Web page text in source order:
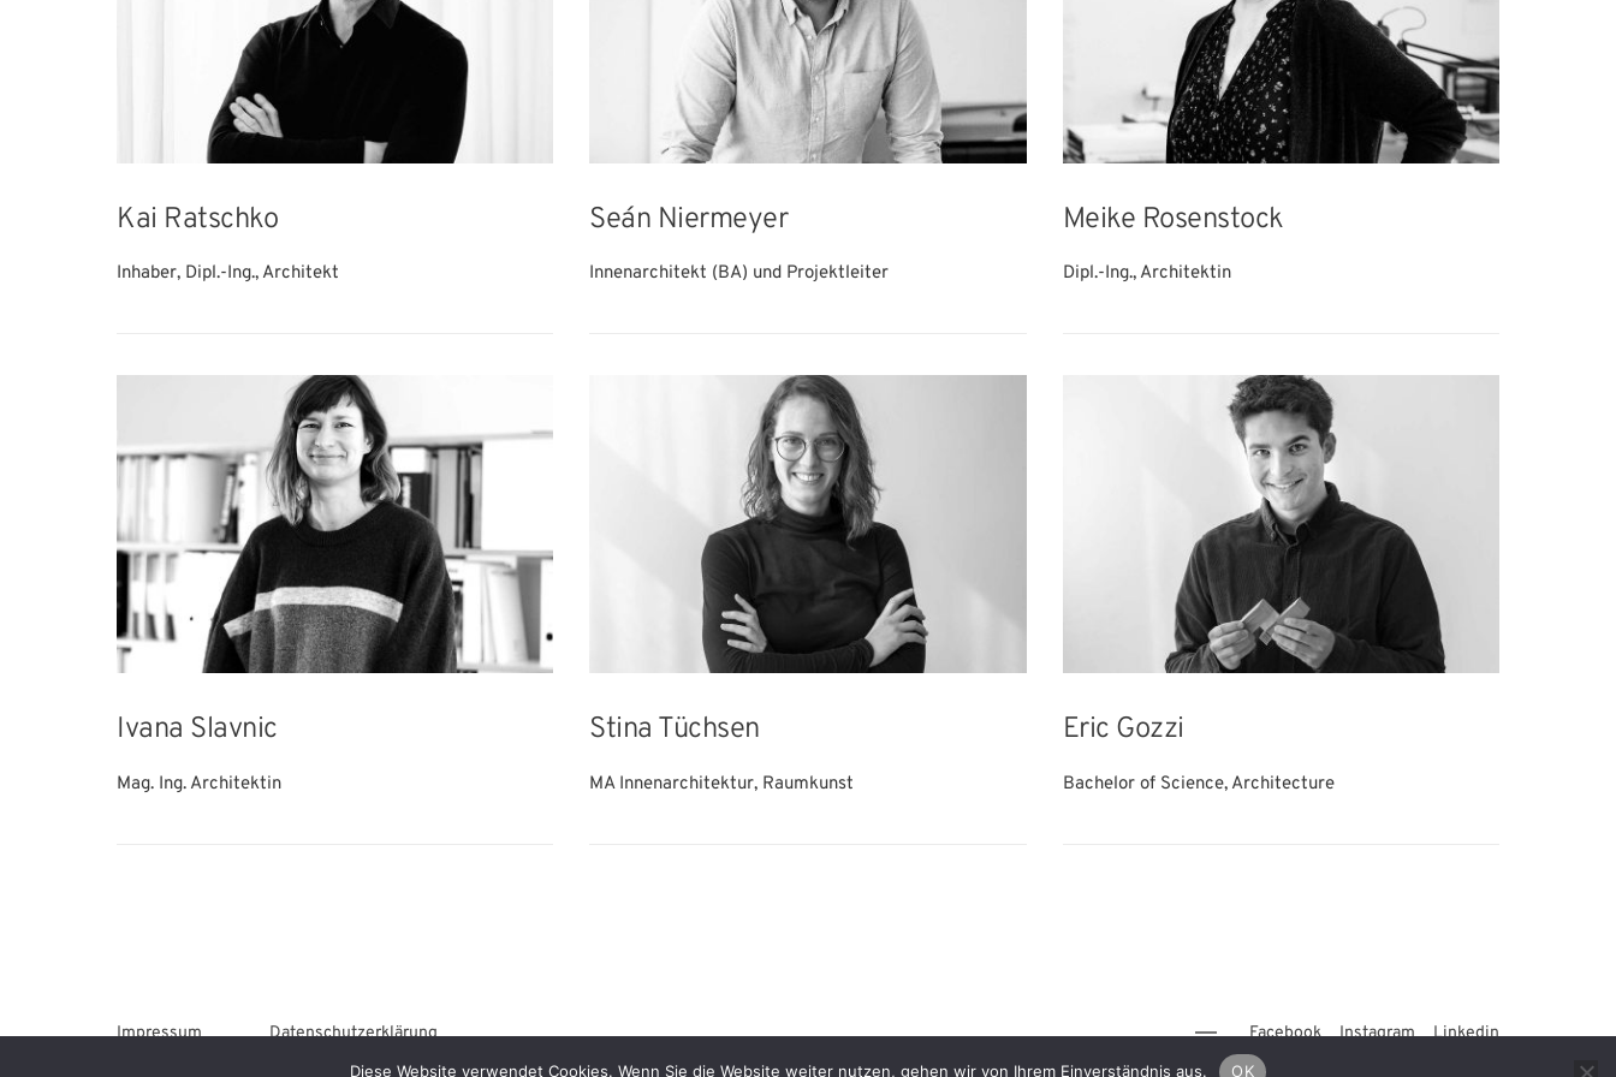
Kai Ratschko
Inhaber, Dipl.-Ing., Architekt
Ivana Slavnic
Mag. Ing. Architektin
Seán Niermeyer
Innenarchitekt (BA) und Projektleiter
Stina Tüchsen
MA Innenarchitektur, Raumkunst
Meike Rosenstock
Dipl.-Ing., Architektin
Eric Gozzi
Bachelor of Science, Architecture
Impressum Datenschutzerklärung Facebook Instagram Linkedin
Diese Website verwendet Cookies. Wenn Sie die Website weiter nutzen, gehen wir von Ihrem Einverständnis aus. OK